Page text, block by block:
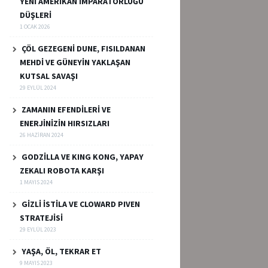
DÜŞLERİ
1 OCAK 2026
ÇÖL GEZEGENİ DUNE, FISILDANAN
MEHDİ VE GÜNEYİN YAKLAŞAN
KUTSAL SAVAŞI
29 EYLÜL 2024
ZAMANIN EFENDİLERİ VE
ENERJİNİZİN HIRSIZLARI
26 HAZIRAN 2024
GODZİLLA VE KING KONG, YAPAY
ZEKALI ROBOTA KARŞI
1 MAYIS 2024
GİZLİ İSTİLA VE CLOWARD PIVEN
STRATEJİSİ
29 EYLÜL 2023
YAŞA, ÖL, TEKRAR ET
9 MAYIS 2023